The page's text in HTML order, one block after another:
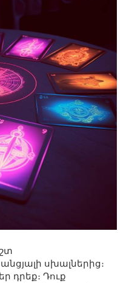
սխալներից։
դրեք։ Դուք